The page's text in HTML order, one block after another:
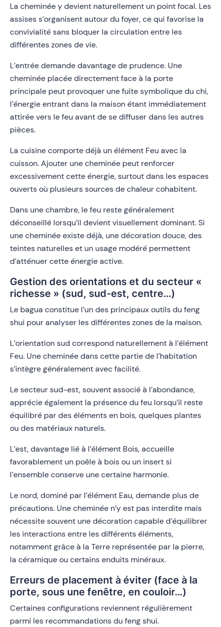
La cheminée y devient naturellement un point focal. Les
assises s’organisent autour du foyer, ce qui favorise la
convivialité sans bloquer la circulation entre les
différentes zones de vie.
L’entrée demande davantage de prudence. Une
cheminée placée directement face à la porte
principale peut provoquer une fuite symbolique du chi,
l’énergie entrant dans la maison étant immédiatement
attirée vers le feu avant de se diffuser dans les autres
pièces.
La cuisine comporte déjà un élément Feu avec la
cuisson. Ajouter une cheminée peut renforcer
excessivement cette énergie, surtout dans les espaces
ouverts où plusieurs sources de chaleur cohabitent.
Dans une chambre, le feu reste généralement
déconseillé lorsqu’il devient visuellement dominant. Si
une cheminée existe déjà, une décoration douce, des
teintes naturelles et un usage modéré permettent
d’atténuer cette énergie active.
Gestion des orientations et du secteur «
richesse » (sud, sud-est, centre…)
Le bagua constitue l’un des principaux outils du feng
shui pour analyser les différentes zones de la maison.
L’orientation sud correspond naturellement à l’élément
Feu. Une cheminée dans cette partie de l’habitation
s’intègre généralement avec facilité.
Le secteur sud-est, souvent associé à l’abondance,
apprécie également la présence du feu lorsqu’il reste
équilibré par des éléments en bois, quelques plantes
ou des matériaux naturels.
L’est, davantage lié à l’élément Bois, accueille
favorablement un poêle à bois ou un insert si
l’ensemble conserve une certaine harmonie.
Le nord, dominé par l’élément Eau, demande plus de
précautions. Une cheminée n’y est pas interdite mais
nécessite souvent une décoration capable d’équilibrer
les interactions entre les différents éléments,
notamment grâce à la Terre représentée par la pierre,
la céramique ou certains enduits minéraux.
Erreurs de placement à éviter (face à la
porte, sous une fenêtre, en couloir…)
Certaines configurations reviennent régulièrement
parmi les recommandations du feng shui.